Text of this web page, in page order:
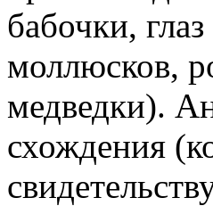
бабочки,
моллюсков,
медведки).
схождения